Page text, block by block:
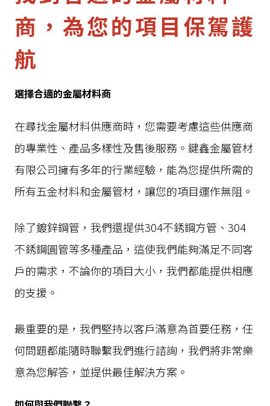
商，為您的項目保駕護
航
選擇合適的金屬材料商
在尋找金屬材料供應商時，您需要考慮這些供應商
的專業性、產品多樣性及售後服務。鍵鑫金屬管材
有限公司擁有多年的行業經驗，能為您提供所需的
所有五金材料和金屬管材，讓您的項目運作無阻。
除了鍍鋅鋼管，我們還提供304不銹鋼方管、304
不銹鋼圓管等多種產品，這使我們能夠滿足不同客
戶的需求，不論你的項目大小，我們都能提供相應
的支援。
最重要的是，我們堅持以客戶滿意為首要任務，任
何問題都能隨時聯繫我們進行諮詢，我們將非常樂
意為您解答，並提供最佳解決方案。